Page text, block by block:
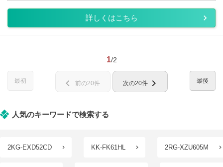
詳しくはこちら
1/2
最初 最後
chevron_left 前の20件 次の20件 chevron_right
人気のキーワードで検索する
2KG-EXD52CD KK-FK61HL 2RG-XZU605M